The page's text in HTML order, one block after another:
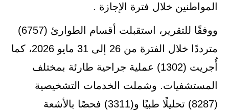
المواطنين خلال فترة الإجازة .
ووفقًا للتقرير، استقبلت أقسام الطوارئ (6757)
مترددًا خلال الفترة من 26 إلى 31 مايو 2026، كما
أُجريت (1302) عملية جراحية طارئة بمختلف
المستشفيات. وشملت الخدمات التشخيصية
(8287) تحليلًا طبيًا و(3311) فحصًا بالأشعة